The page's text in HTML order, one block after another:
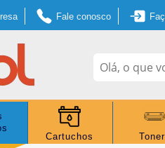
Fale conosco
Cartuchos